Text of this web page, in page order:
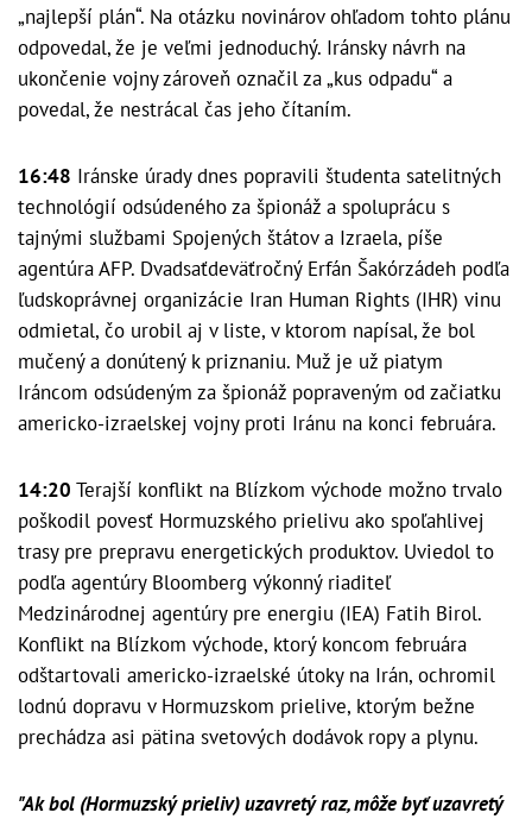
„najlepší plán“. Na otázku novinárov ohľadom tohto plánu
odpovedal, že je veľmi jednoduchý. Iránsky návrh na
ukončenie vojny zároveň označil za „kus odpadu“ a
povedal, že nestrácal čas jeho čítaním.
16:48 Iránske úrady dnes popravili študenta satelitných
technológií odsúdeného za špionáž a spoluprácu s
tajnými službami Spojených štátov a Izraela, píše
agentúra AFP. Dvadsaťdeväťročný Erfán Šakórzádeh podľa
ľudskoprávnej organizácie Iran Human Rights (IHR) vinu
odmietal, čo urobil aj v liste, v ktorom napísal, že bol
mučený a donútený k priznaniu. Muž je už piatym
Iráncom odsúdeným za špionáž popraveným od začiatku
americko-izraelskej vojny proti Iránu na konci februára.
14:20 Terajší konflikt na Blízkom východe možno trvalo
poškodil povesť Hormuzského prielivu ako spoľahlivej
trasy pre prepravu energetických produktov. Uviedol to
podľa agentúry Bloomberg výkonný riaditeľ
Medzinárodnej agentúry pre energiu (IEA) Fatih Birol.
Konflikt na Blízkom východe, ktorý koncom februára
odštartovali americko-izraelské útoky na Irán, ochromil
lodnú dopravu v Hormuzskom prielive, ktorým bežne
prechádza asi pätina svetových dodávok ropy a plynu.
"Ak bol (Hormuzský prieliv) uzavretý raz, môže byť uzavretý